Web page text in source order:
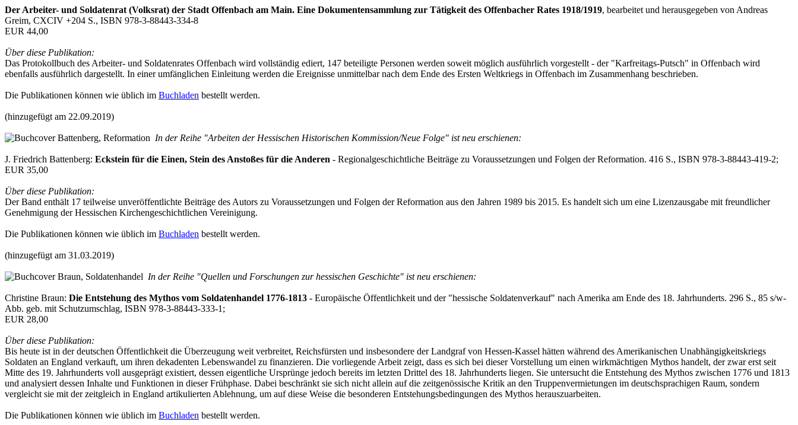
Der Arbeiter- und Soldatenrat (Volksrat) der Stadt Offenbach am Main. Eine Dokumentensammlung zur Tätigkeit des Offenbacher Rates 1918/1919, bearbeitet und herausgegeben von Andreas
Greim, CXCIV +204 S., ISBN 978-3-88443-334-8
EUR 44,00
Über diese Publikation:
Das Protokollbuch des Arbeiter- und Soldatenrates Offenbach wird vollständig ediert, 147 beteiligte Personen werden soweit möglich ausführlich vorgestellt - der "Karfreitags-Putsch" in Offenbach wird
ebenfalls ausführlich dargestellt. In einer umfänglichen Einleitung werden die Ereignisse unmittelbar nach dem Ende des Ersten Weltkriegs in Offenbach im Zusammenhang beschrieben.
Die Publikationen können wie üblich im Buchladen bestellt werden.
(hinzugefügt am 22.09.2019)
In der Reihe "Arbeiten der Hessischen Historischen Kommission/Neue Folge" ist neu erschienen:
J. Friedrich Battenberg: Eckstein für die Einen, Stein des Anstoßes für die Anderen - Regionalgeschichtliche Beiträge zu Voraussetzungen und Folgen der Reformation. 416 S., ISBN 978-3-88443-419-2;
EUR 35,00
Über diese Publikation:
Der Band enthält 17 teilweise unveröffentlichte Beiträge des Autors zu Voraussetzungen und Folgen der Reformation aus den Jahren 1989 bis 2015. Es handelt sich um eine Lizenzausgabe mit freundlicher
Genehmigung der Hessischen Kirchengeschichtlichen Vereinigung.
Die Publikationen können wie üblich im Buchladen bestellt werden.
(hinzugefügt am 31.03.2019)
In der Reihe "Quellen und Forschungen zur hessischen Geschichte" ist neu erschienen:
Christine Braun: Die Entstehung des Mythos vom Soldatenhandel 1776-1813 - Europäische Öffentlichkeit und der "hessische Soldatenverkauf" nach Amerika am Ende des 18. Jahrhunderts. 296 S., 85 s/w-
Abb. geb. mit Schutzumschlag, ISBN 978-3-88443-333-1;
EUR 28,00
Über diese Publikation:
Bis heute ist in der deutschen Öffentlichkeit die Überzeugung weit verbreitet, Reichsfürsten und insbesondere der Landgraf von Hessen-Kassel hätten während des Amerikanischen Unabhängigkeitskriegs
Soldaten an England verkauft, um ihren dekadenten Lebenswandel zu finanzieren. Die vorliegende Arbeit zeigt, dass es sich bei dieser Vorstellung um einen wirkmächtigen Mythos handelt, der zwar erst seit
Mitte des 19. Jahrhunderts voll ausgeprägt existiert, dessen eigentliche Ursprünge jedoch bereits im letzten Drittel des 18. Jahrhunderts liegen. Sie untersucht die Entstehung des Mythos zwischen 1776 und 1813
und analysiert dessen Inhalte und Funktionen in dieser Frühphase. Dabei beschränkt sie sich nicht allein auf die zeitgenössische Kritik an den Truppenvermietungen im deutschsprachigen Raum, sondern
vergleicht sie mit der zeitgleich in England artikulierten Ablehnung, um auf diese Weise die besonderen Entstehungsbedingungen des Mythos herauszuarbeiten.
Die Publikationen können wie üblich im Buchladen bestellt werden.